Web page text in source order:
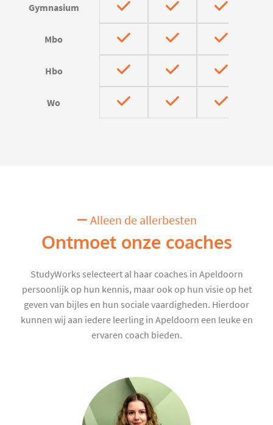
Gymnasium
Mbo
Hbo
Wo
Alleen de allerbesten
Ontmoet onze coaches
StudyWorks selecteert al haar coaches in Apeldoorn
persoonlijk op hun kennis, maar ook op hun visie op het
geven van bijles en hun sociale vaardigheden. Hierdoor
kunnen wij aan iedere leerling in Apeldoorn een leuke en
ervaren coach bieden.